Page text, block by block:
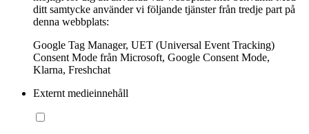
ditt samtycke använder vi följande tjänster från tredje part på
denna webbplats:
Google Tag Manager, UET (Universal Event Tracking)
Consent Mode från Microsoft, Google Consent Mode,
Klarna, Freshchat
Externt medieinnehåll